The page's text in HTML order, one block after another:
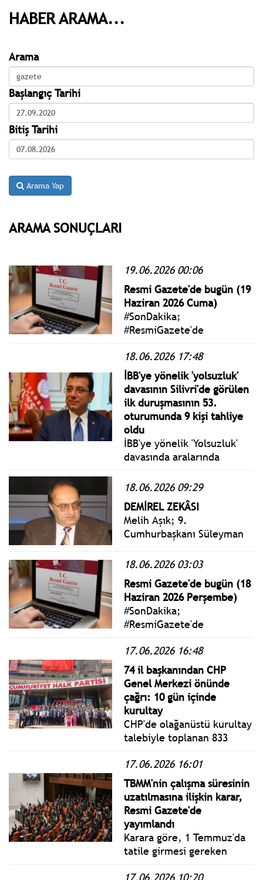
HABER ARAMA...
Arama
Başlangıç Tarihi
Bitiş Tarihi
Arama Yap
ARAMA SONUÇLARI
19.06.2026 00:06
Resmi Gazete'de bugün (19
Haziran 2026 Cuma)
#SonDakika;
#ResmiGazete'de
Cuma yönetmelik, genelge
ve tebliğler
takip edebilirsiniz.
18.06.2026 17:48
İBB'ye yönelik 'yolsuzluk'
davasının Silivri'de görülen
ilk duruşmasının 53.
oturumunda 9 kişi tahliye
oldu
İBB'ye yönelik 'Yolsuzluk'
davasında aralarında
Ekrem İmamoğlu’nun da
bulunduğu 68 kişinin
tutuklu yargılandığı 414
sanıklı İBB Davası’nın 53.
gününde sanıklar hakim
18.06.2026 09:29
DEMİREL ZEKÂSI
Melih Aşık; 9.
Cumhurbaşkanı Süleyman
yılında kabri başında anıldı.
hakkında anma mesajı
yazmaması dikkatimizi
çekti.
18.06.2026 03:03
Resmi Gazete'de bugün (18
Haziran 2026 Perşembe)
#SonDakika;
#ResmiGazete'de
Perşembe yönetmelik,
genelge ve tebliğler
takip edebilirsiniz.
17.06.2026 16:48
74 il başkanından CHP
Genel Merkezi önünde
çağrı: 10 gün içinde
kurultay
CHP'de olağanüstü kurultay
talebiyle toplanan 833
Genel Merkezi'ne teslim
edildi.
17.06.2026 16:01
TBMM'nin çalışma süresinin
uzatılmasına ilişkin karar,
Resmi Gazete'de
yayımlandı
Karara göre, 1 Temmuz'da
tatile girmesi gereken
17.06.2026 10:20